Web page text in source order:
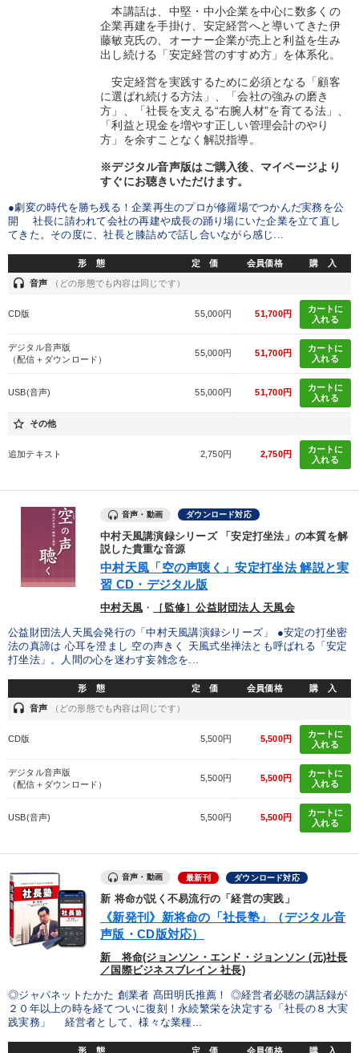
本講話は、中堅・中小企業を中心に数多くの
企業再建を手掛け、安定経営へと導いてきた伊
藤敏克氏の、オーナー企業が売上と利益を生み
出し続ける「安定経営のすすめ方」を体系化。
安定経営を実践するために必須となる「顧客
に選ばれ続ける方法」、「会社の強みの磨き
方」、「社長を支える“右腕人材”を育てる法」、
「利益と現金を増やす正しい管理会計のやり
方」を余すことなく解説指導。
※デジタル音声版はご購入後、マイページより
すぐにお聴きいただけます。
●劇変の時代を勝ち残る！企業再生のプロが修羅場でつかんだ実務を公
開 社長に請われて会社の再建や成長の踊り場にいた企業を立て直し
てきた。その度に、社長と膝詰めで話し合いながら感じ...
形 態 定 価 会員価格 購 入
headset 音声 （どの形態でも内容は同じです）
CD版 55,000円 51,700円
カートに
入れる
デジタル音声版
（配信＋ダウンロード）
55,000円 51,700円
カートに
入れる
USB(音声) 55,000円 51,700円
カートに
入れる
star_border その他
追加テキスト 2,750円 2,750円
カートに
入れる
音声・動画 ダウンロード対応
中村天風講演録シリーズ 「安定打坐法」の本質を解
説した貴重な音源
中村天風「空の声聴く」安定打坐法 解説と実
習 CD・デジタル版
中村天風 ・ ［監修］公益財団法人 天風会
公益財団法人天風会発行の「中村天風講演録シリーズ」 ●安定の打坐密
法の真諦は 心耳を澄まし 空の声きく 天風式坐禅法とも呼ばれる「安定
打坐法」。人間の心を迷わす妄雑念を...
形 態 定 価 会員価格 購 入
headset 音声 （どの形態でも内容は同じです）
CD版 5,500円 5,500円
カートに
入れる
デジタル音声版
（配信＋ダウンロード）
5,500円 5,500円
カートに
入れる
USB(音声) 5,500円 5,500円
カートに
入れる
音声・動画 最新刊 ダウンロード対応
新 将命が説く不易流行の「経営の実践」
《新発刊》新将命の「社長塾」（デジタル音
声版・CD版対応）
新 将命(ジョンソン・エンド・ジョンソン (元)社長
／国際ビジネスブレイン 社長)
◎ジャパネットたかた 創業者 髙田明氏推薦！ ◎経営者必聴の講話録が
２０年以上の時を経てついに復刻！永続繁栄を決定する「社長の８大実
践実務」 経営者として、様々な業種...
形 態 定 価 会員価格 購 入